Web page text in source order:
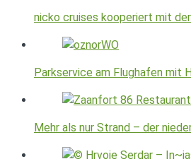
nicko cruises kooperiert mit
Parkservice am Flughafen mit
Mehr als nur Strand – der